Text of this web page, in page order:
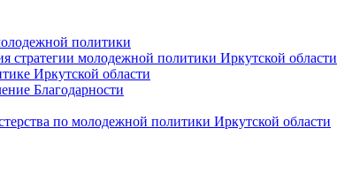
политики
молодежной политики Иркутской области
Иркутской области
Благодарности
по молодежной политики Иркутской области